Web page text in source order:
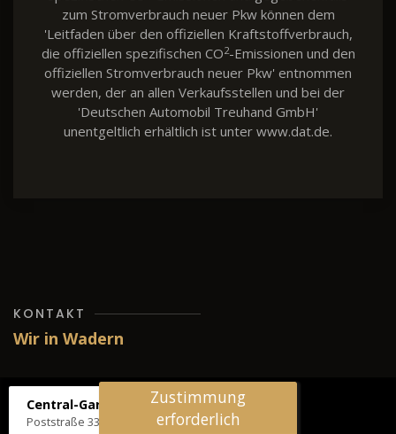
zum Stromverbrauch neuer Pkw können dem
'Leitfaden über den offiziellen Kraftstoffverbrauch,
die offiziellen spezifischen CO2-Emissionen und den
offiziellen Stromverbrauch neuer Pkw' entnommen
werden, der an allen Verkaufsstellen und bei der
'Deutschen Automobil Treuhand GmbH'
unentgeltlich erhältlich ist unter www.dat.de.
KONTAKT
Wir in Wadern
Central-Garage H. Wilhelm
Poststraße 33, 66687 Wadern
Zustimmung
erforderlich